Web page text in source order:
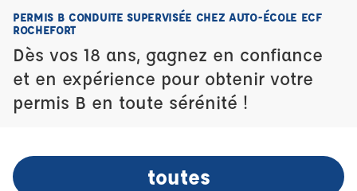
PERMIS B CONDUITE SUPERVISÉE CHEZ AUTO-ÉCOLE ECF
ROCHEFORT
Dès vos 18 ans, gagnez en confiance
et en expérience pour obtenir votre
permis B en toute sérénité !
toutes